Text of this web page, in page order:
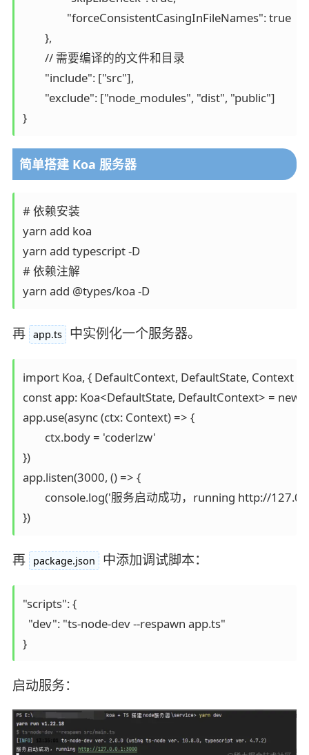
}
简单搭建 Koa 服务器
# 依赖安装
yarn add koa
yarn add typescript -D
# 依赖注解
yarn add @types/koa -D
再 app.ts 中实例化一个服务器。
import Koa, { DefaultContext, DefaultState, Context }
const app: Koa<DefaultState, DefaultContext> = new
app.use(async (ctx: Context) => {
})
app.listen(3000, () => {
})
再 package.json 中添加调试脚本：
"scripts": {
  "dev": "ts-node-dev --respawn app.ts"
}
启动服务：